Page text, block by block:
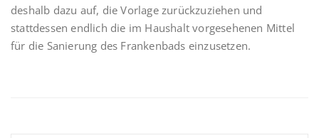
deshalb dazu auf, die Vorlage zurückzuziehen und
stattdessen endlich die im Haushalt vorgesehenen Mittel
für die Sanierung des Frankenbads einzusetzen.